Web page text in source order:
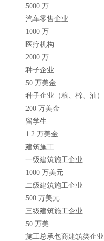
5000 万
汽车零售企业
1000 万
医疗机构
2000 万
种子企业
50 万美金
种子企业（粮、棉、油）
200 万美金
留学生
1.2 万美金
建筑施工
一级建筑施工企业
1000 万美元
二级建筑施工企业
500 万美元
三级建筑施工企业
50 万美
施工总承包商建筑类企业